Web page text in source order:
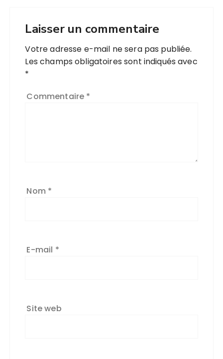
Laisser un commentaire
Votre adresse e-mail ne sera pas publiée.
Les champs obligatoires sont indiqués avec
*
Commentaire *
Nom *
E-mail *
Site web